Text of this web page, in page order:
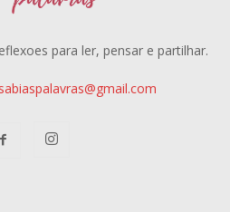
para ler, pensar e partilhar.